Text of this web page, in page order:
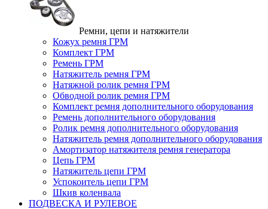
Ремни, цепи и натяжители
Кожух ремня ГРМ
Комплект ГРМ
Ремень ГРМ
Натяжитель ремня ГРМ
Натяжной ролик ремня ГРМ
Обводной ролик ремня ГРМ
Комплект ремня дополнительного оборудования
Ремень дополнительного оборудования
Ролик ремня дополнительного оборудования
Натяжитель ремня дополнительного оборудования
Амортизатор натяжителя ремня генератора
Цепь ГРМ
Натяжитель цепи ГРМ
Успокоитель цепи ГРМ
Шкив коленвала
ПОДВЕСКА И РУЛЕВОЕ